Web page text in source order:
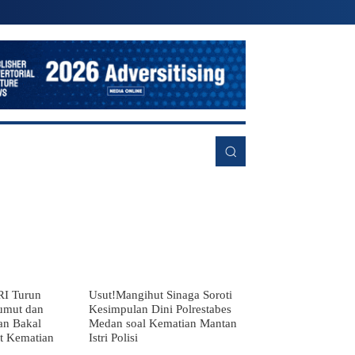
Turun
dan
Bakal
Kematian
Usut!Mangihut Sinaga Soroti
Kesimpulan Dini Polrestabes
Medan soal Kematian Mantan
Istri Polisi